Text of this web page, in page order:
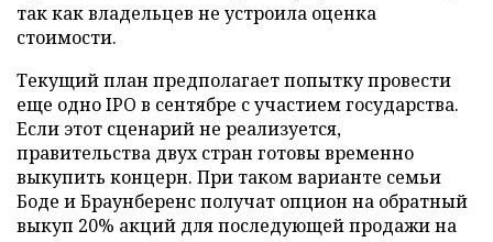
так как владельцев не устроила оценка
стоимости.
Текущий план предполагает попытку провести
еще одно IPO в сентябре с участием государства.
Если этот сценарий не реализуется,
правительства двух стран готовы временно
выкупить концерн. При таком варианте семьи
Боде и Браунберенс получат опцион на обратный
выкуп 20% акций для последующей продажи на